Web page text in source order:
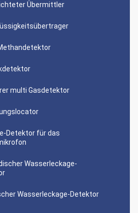
Übermittler
multi Gasdetektor
Detektor für das
Wasserleckage-
Wasserleckage-Detektor